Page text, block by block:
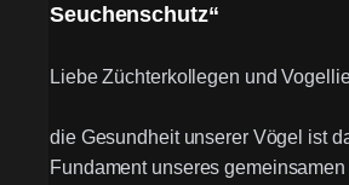
Seuchenschutz“
Liebe Züchterkollegen und
die Gesundheit unserer Vögel ist
Fundament unseres